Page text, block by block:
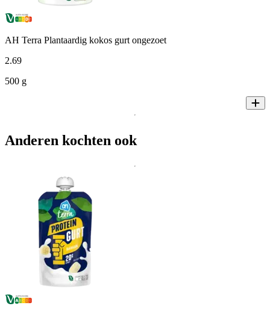
AH Terra Plantaardig kokos gurt ongezoet
2.69
500 g
Anderen kochten ook